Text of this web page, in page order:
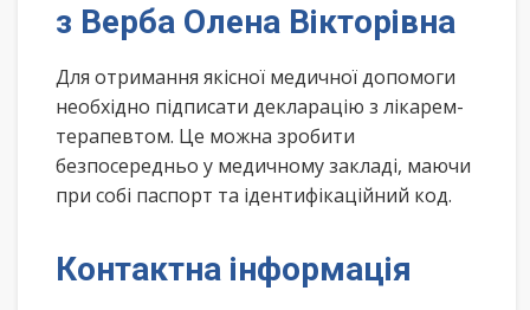
з Верба Олена Вікторівна
Для отримання якісної медичної допомоги
необхідно підписати декларацію з лікарем-
терапевтом. Це можна зробити
безпосередньо у медичному закладі, маючи
при собі паспорт та ідентифікаційний код.
Контактна інформація